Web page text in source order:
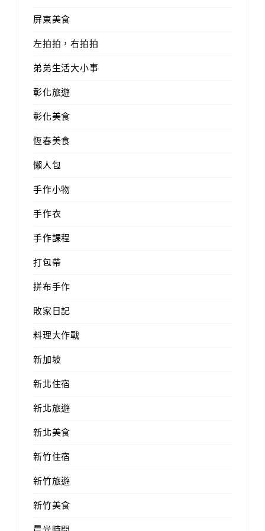
屏東美食
左拍拍，右拍拍
弟弟生活大小事
彰化旅遊
彰化美食
恆春美食
懶人包
手作小物
手作衣
手作課程
打包帶
拼布手作
敗家日記
料理大作戰
新加坡
新北住宿
新北旅遊
新北美食
新竹住宿
新竹旅遊
新竹美食